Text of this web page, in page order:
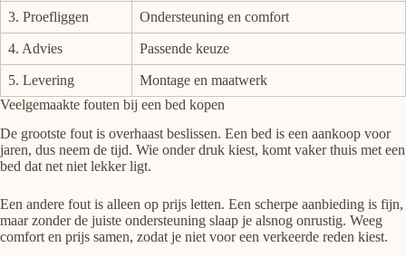
3. Proefliggen Ondersteuning en comfort
4. Advies Passende keuze
5. Levering
Montage en maatwerk
Veelgemaakte fouten bij een bed kopen
De grootste fout is overhaast beslissen. Een bed is een aankoop voor
jaren, dus neem de tijd. Wie onder druk kiest, komt vaker thuis met een
bed dat net niet lekker ligt.
Een andere fout is alleen op prijs letten. Een scherpe aanbieding is fijn,
maar zonder de juiste ondersteuning slaap je alsnog onrustig. Weeg
comfort en prijs samen, zodat je niet voor een verkeerde reden kiest.